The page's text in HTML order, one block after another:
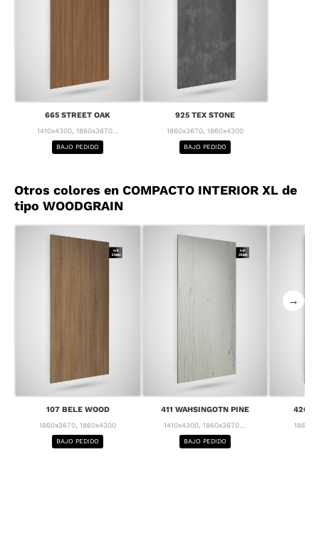
665 STREET OAK
1410x4300, 1860x3670...
BAJO PEDIDO
925 TEX STONE
1860x3670, 1860x4300
BAJO PEDIDO
Otros colores en COMPACTO INTERIOR XL de
tipo WOODGRAIN
107 BELE WOOD
1860x3670, 1860x4300
BAJO PEDIDO
411 WAHSINGOTN PINE
1410x4300, 1860x3670...
BAJO PEDIDO
426
→